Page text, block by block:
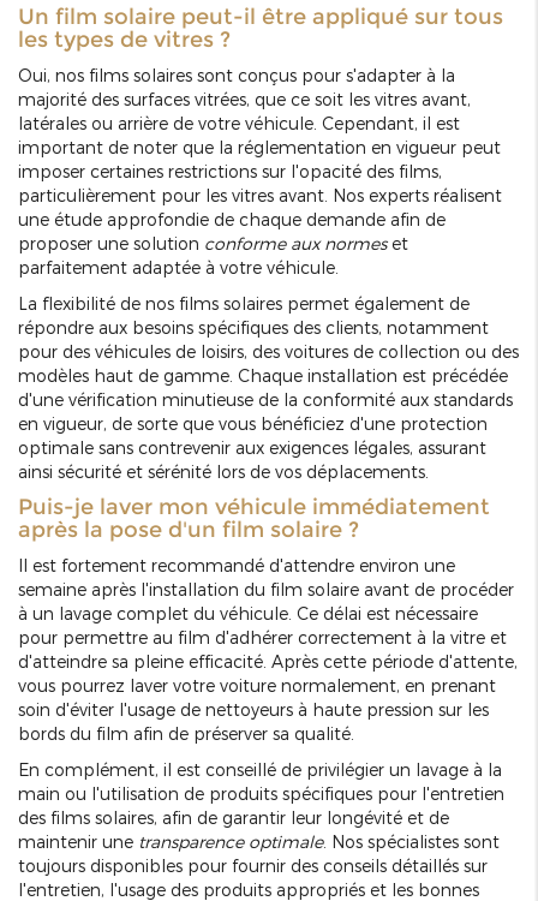
Un film solaire peut-il être appliqué sur tous
les types de vitres ?
Oui, nos films solaires sont conçus pour s'adapter à la
majorité des surfaces vitrées, que ce soit les vitres avant,
latérales ou arrière de votre véhicule. Cependant, il est
important de noter que la réglementation en vigueur peut
imposer certaines restrictions sur l'opacité des films,
particulièrement pour les vitres avant. Nos experts réalisent
une étude approfondie de chaque demande afin de
proposer une solution conforme aux normeset
parfaitement adaptée à votre véhicule.
La flexibilité de nos films solaires permet également de
répondre aux besoins spécifiques des clients, notamment
pour des véhicules de loisirs, des voitures de collection ou des
modèles haut de gamme. Chaque installation est précédée
d'une vérification minutieuse de la conformité aux standards
en vigueur, de sorte que vous bénéficiez d'une protection
optimale sans contrevenir aux exigences légales, assurant
ainsi sécurité et sérénité lors de vos déplacements.
Puis-je laver mon véhicule immédiatement
après la pose d'un film solaire ?
Il est fortement recommandé d'attendre environ une
semaine après l'installation du film solaire avant de procéder
à un lavage complet du véhicule. Ce délai est nécessaire
pour permettre au film d'adhérer correctement à la vitre et
d'atteindre sa pleine efficacité. Après cette période d'attente,
vous pourrez laver votre voiture normalement, en prenant
soin d'éviter l'usage de nettoyeurs à haute pression sur les
bords du film afin de préserver sa qualité.
En complément, il est conseillé de privilégier un lavage à la
main ou l'utilisation de produits spécifiques pour l'entretien
des films solaires, afin de garantir leur longévité et de
maintenir une transparence optimale. Nos spécialistes sont
toujours disponibles pour fournir des conseils détaillés sur
l'entretien, l'usage des produits appropriés et les bonnes